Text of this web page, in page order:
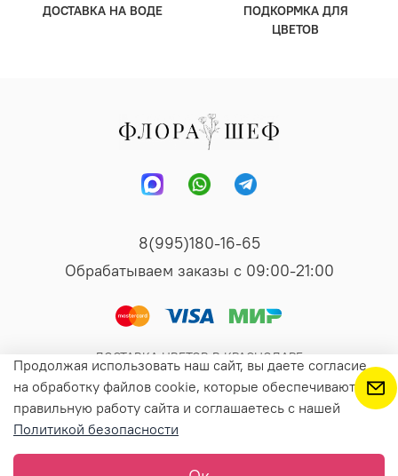
Предзаказ
ДОСТАВКА НА ВОДЕ
ПОДКОРМКА ДЛЯ
ЦВЕТОВ
8(995)180-16-65
Обрабатываем заказы с 09:00-21:00
ДОСТАВКА ЦВЕТОВ В КРАСНОДАРЕ
Продолжая использовать наш сайт, вы даете согласие
на обработку файлов cookie, которые обеспечивают
правильную работу сайта и соглашаетесь с нашей
Политикой безопасности